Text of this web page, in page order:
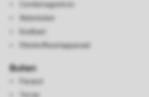
Combimagnetron
Waterkoker
Koelkast
Filterkoffiezetapparaat
Buiten
Parasol
Terras